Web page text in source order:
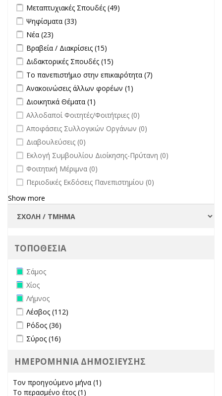
Apply Μεταπτυχιακές Σπουδές filter
Μεταπτυχιακές Σπουδές (49)
Apply Ψηφίσματα filter
Ψηφίσματα (33)
Apply Νέα filter
Νέα (23)
Apply Βραβεία / Διακρίσεις filter
Βραβεία / Διακρίσεις (15)
Apply Διδακτορικές Σπουδές filter
Διδακτορικές Σπουδές (15)
Apply Το πανεπιστήμιο στην επικαιρότητα filter
Το πανεπιστήμιο στην επικαιρότητα (7)
Apply Ανακοινώσεις άλλων φορέων filter
Ανακοινώσεις άλλων φορέων (1)
Apply Διοικητικά Θέματα filter
Διοικητικά Θέματα (1)
undefined
Αλλοδαποί Φοιτητές/Φοιτήτριες (0)
undefined
Αποφάσεις Συλλογικών Οργάνων (0)
undefined
Διαβουλεύσεις (0)
undefined
Εκλογή Συμβουλίου Διοίκησης-Πρύτανη (0)
undefined
Φοιτητική Μέριμνα (0)
undefined
Περιοδικές Εκδόσεις Πανεπιστημίου (0)
Show more
ΤΟΠΟΘΕΣΙΑ
Remove Σάμος filter
Σάμος
Remove Χίος filter
Χίος
Remove Λήμνος filter
Λήμνος
Apply Λέσβος filter
Λέσβος (112)
Apply Ρόδος filter
Ρόδος (36)
Apply Σύρος filter
Σύρος (16)
ΗΜΕΡΟΜΗΝΙΑ ΔΗΜΟΣΙΕΥΣΗΣ
Τον προηγούμενο μήνα (1)
Το περασμένο έτος (1)